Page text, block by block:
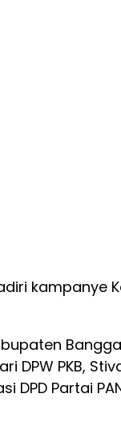
kampanye
PKB,
DPD Partai